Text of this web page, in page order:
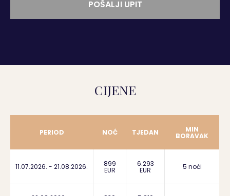
POŠALJI UPIT
CIJENE
PERIOD NOĆ TJEDAN MIN
BORAVAK
11.07.2026. - 21.08.2026. 899
EUR
6.293
EUR 5 noći